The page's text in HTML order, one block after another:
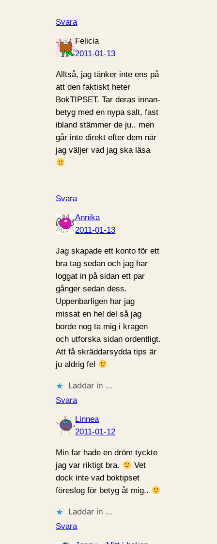
Svara
Felicia
2011-01-13
Alltså, jag tänker inte ens på
att den faktiskt heter
BokTIPSET. Tar deras innan-
betyg med en nypa salt, fast
ibland stämmer de ju.. men
går inte direkt efter dem när
jag väljer vad jag ska läsa
Svara
Annika
2011-01-13
Jag skapade ett konto för ett
bra tag sedan och jag har
loggat in på sidan ett par
gånger sedan dess.
Uppenbarligen har jag
missat en hel del så jag
borde nog ta mig i kragen
och utforska sidan ordentligt.
Att få skräddarsydda tips är
ju aldrig fel
Laddar in …
Svara
Linnea
2011-01-12
Min far hade en dröm tyckte
jag var riktigt bra.
Vet
dock inte vad boktipset
föreslog för betyg åt mig..
Laddar in …
Svara